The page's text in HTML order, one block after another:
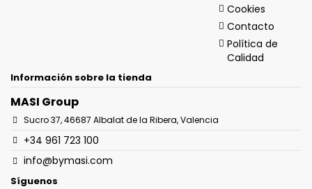
Cookies
Contacto
Política de
Calidad
Información sobre la tienda
MASI Group
Sucro 37, 46687 Albalat de la Ribera, Valencia
+34 961 723 100
info@bymasi.com
Síguenos